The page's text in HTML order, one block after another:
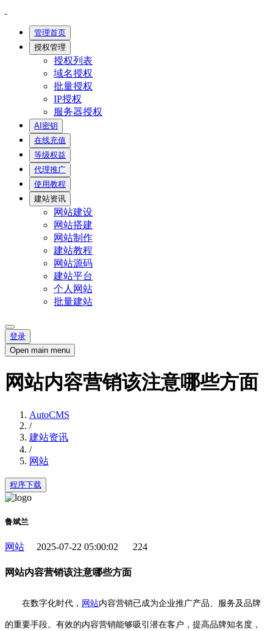
管理首页
授权管理
授权列表
域名授权
批量授权
IP授权
服务器授权
AI密钥
在线充值
等级权益
代理推广
使用教程
建站资讯
网站建设
网站搭建
网站制作
建站教程
网站源码
建站平台
个人网站
批量建站
登录
Open main menu
网站内容营销该注意哪些方面
AutoCMS
/
建站资讯
/
网站
程序下载
鲁斌兰
网站 2025-07-22 05:00:02 224
网站内容营销该注意哪些方面
在数字化时代， 网站内容营销已成为企业推广产品、服务及品牌
的重要手段。有效的内容营销能够吸引潜在客户，提高品牌知名度，